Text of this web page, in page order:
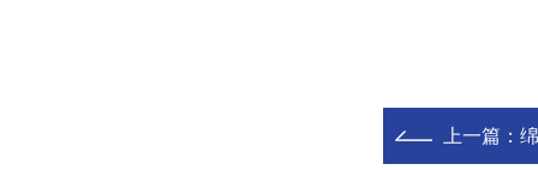
上一篇：